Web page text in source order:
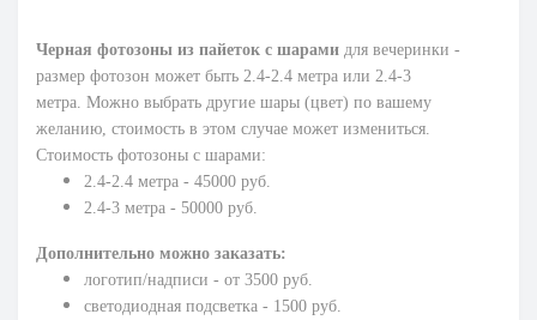
Черная фотозоны из пайеток с шарами для вечеринки -
размер фотозон может быть 2.4-2.4 метра или 2.4-3
метра. Можно выбрать другие шары (цвет) по вашему
желанию, стоимость в этом случае может измениться.
Стоимость фотозоны с шарами:
2.4-2.4 метра - 45000 руб.
2.4-3 метра - 50000 руб.
Дополнительно можно заказать:
логотип/надписи - от 3500 руб.
светодиодная подсветка - 1500 руб.